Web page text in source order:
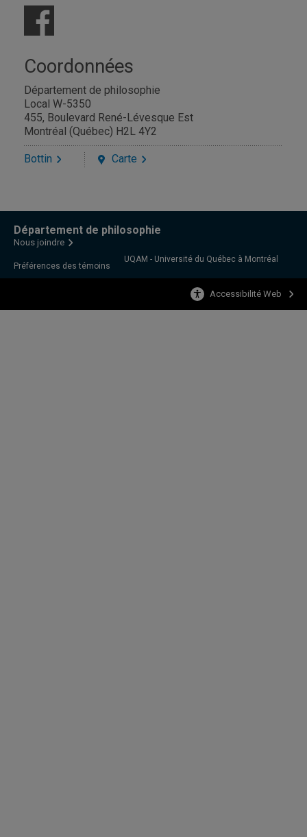
Coordonnées
Département de philosophie
Local W-5350
455, Boulevard René-Lévesque Est
Montréal (Québec) H2L 4Y2
Bottin Carte
Département de philosophie
Nous joindre
Préférences des témoins
UQAM - Université du Québec à Montréal
Accessibilité Web